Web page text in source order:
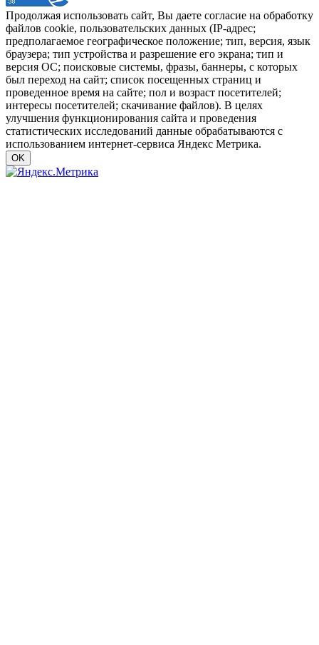
Продолжая использовать сайт, Вы даете согласие на обработку
файлов cookie, пользовательских данных (IP-адрес;
предполагаемое географическое положение; тип, версия, язык
браузера; тип устройства и разрешение его экрана; тип и
версия ОС; поисковые системы, фразы, баннеры, с которых
был переход на сайт; список посещенных страниц и
проведенное время на сайте; пол и возраст посетителей;
интересы посетителей; скачивание файлов). В целях
улучшения функционирования сайта и проведения
статистических исследований данные обрабатываются с
использованием интернет-сервиса Яндекс Метрика.
OK